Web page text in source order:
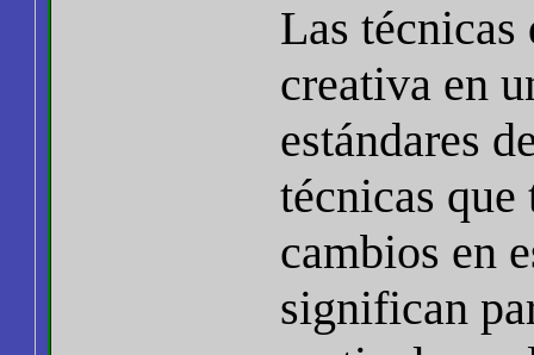
Las
creativa en
estándares
técnicas
cambios en
significan